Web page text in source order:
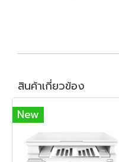
สินค้าเกี่ยวข้อง
New